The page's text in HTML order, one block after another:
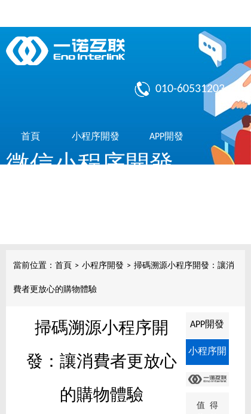
010-60531203
首頁 小程序開發 APP開發
微信小程序開發
當前位置： 首頁 > 小程序開發 > 掃碼溯源小程序開發：讓消
費者更放心的購物體驗
掃碼溯源小程序開
發：讓消費者更放心
的購物體驗
APP開發
小程序開
發
值得